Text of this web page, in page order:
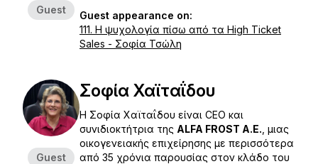
Guest
Guest appearance on:
111. Η ψυχολογία πίσω από τα High Ticket
Sales - Σοφία Τσώλη
Guest
Σοφία Χαϊταΐδου
Η Σοφία Χαϊταΐδου είναι CEO και
συνιδιοκτήτρια της ALFA FROST A.E. , μιας
οικογενειακής επιχείρησης με περισσότερα
από 35 χρόνια παρουσίας στον κλάδο του